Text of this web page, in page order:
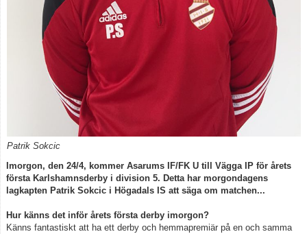
Patrik Sokcic
Imorgon, den 24/4, kommer Asarums IF/FK U till Vägga IP för årets
första Karlshamnsderby i division 5. Detta har morgondagens
lagkapten Patrik Sokcic i Högadals IS att säga om matchen...
Hur känns det inför årets första derby imorgon?
Känns fantastiskt att ha ett derby och hemmapremiär på en och samma